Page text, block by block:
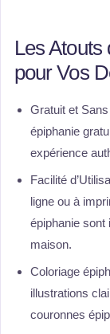
Les Atouts
pour Vos
Gratuit et
épiphanie
expérience
Facilité
ligne ou à
épiphanie sont
maison.
Coloriage
illustrations
couronnes